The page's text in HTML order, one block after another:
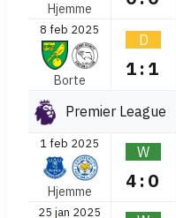
Hjemme
8 feb 2025
Borte
D
1:1
Premier League
1 feb 2025
Hjemme
W
4:0
25 jan 2025